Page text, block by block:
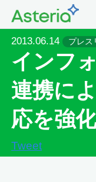
2013.06.14 プレス
インフ
連携に
応を強
Tweet